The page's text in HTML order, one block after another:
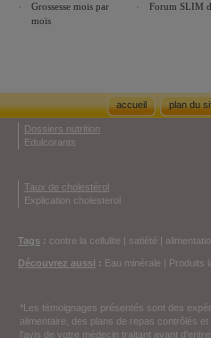
Grossesse mois par
mois
Forum SLIM
accueil plan du
Dossiers nutrition
Edulcorants
Taux de cholestérol
Explication cholesterol
Tags : contre la cellulite | satiété |
Découvrez aussi : Eau minérale | Produits
*Les témoignages présentés sont des
alimentaire, des plans de repas contrôlés
l'avis de votre médecin traitant avant